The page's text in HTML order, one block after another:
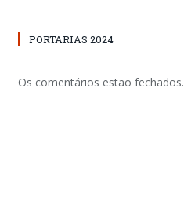
PORTARIAS 2024
Os comentários estão fechados.